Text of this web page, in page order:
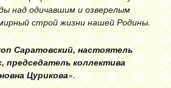
над одичавшим и озверелым
строй жизни нашей Родины.
Саратовский, настоятель
председатель коллектива
Цурикова».